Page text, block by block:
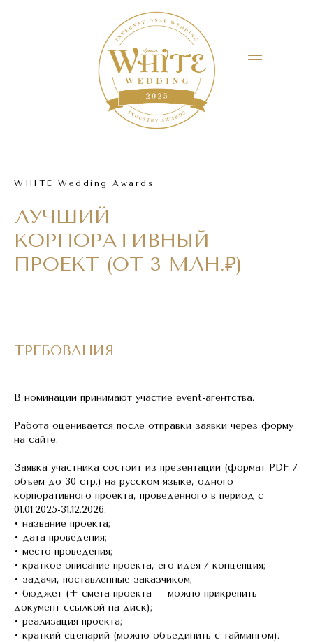
WHITE Wedding Awards
ЛУЧШИЙ
КОРПОРАТИВНЫЙ
ПРОЕКТ (ОТ 3 МЛН.₽)
ТРЕБОВАНИЯ
В номинации принимают участие event-агентства.
Работа оценивается после отправки заявки через форму
на сайте.
Заявка участника состоит из презентации (формат PDF /
объем до 30 стр.) на русском языке, одного
корпоративного проекта, проведенного в период с
01.01.2025-31.12.2026:
• название проекта;
• дата проведения;
• место проведения;
• краткое описание проекта, его идея / концепция;
• задачи, поставленные заказчиком;
• бюджет (+ смета проекта – можно прикрепить
документ ссылкой на диск);
• реализация проекта;
• краткий сценарий (можно объединить с таймингом).